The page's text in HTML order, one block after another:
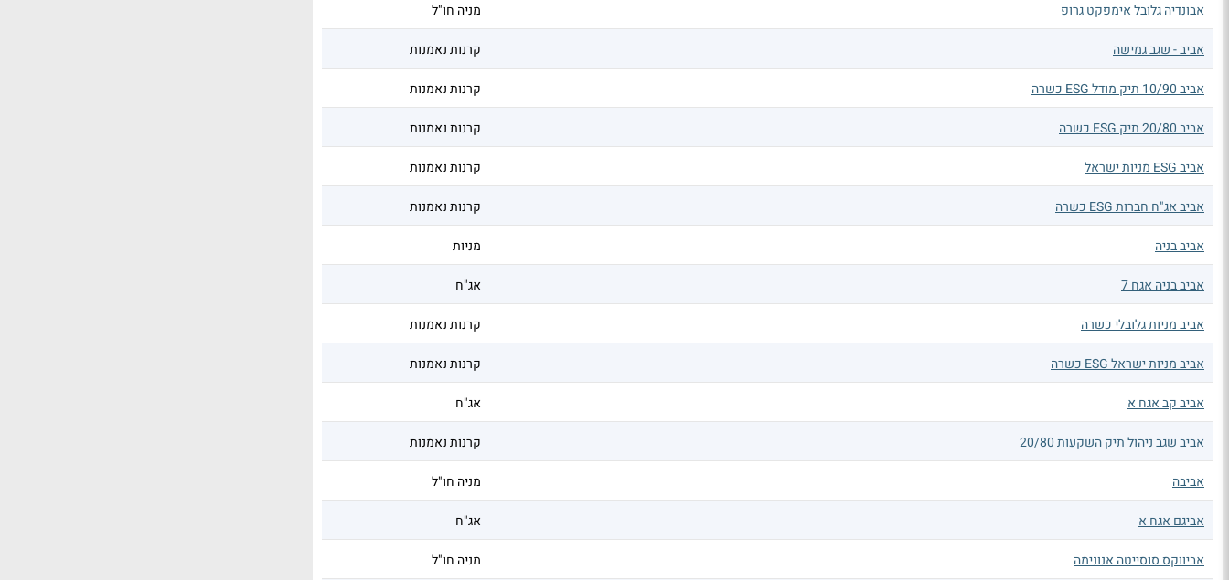
אבונדיה גלובל אימפקט גרופ מניה חו"ל
אביב - שגב גמישה קרנות נאמנות
אביב 10/90 תיק מודל ESG כשרה קרנות נאמנות
אביב 20/80 תיק ESG כשרה קרנות נאמנות
אביב ESG מניות ישראל קרנות נאמנות
אביב אג"ח חברות ESG כשרה קרנות נאמנות
אביב בניה מניות
אביב בניה אגח 7 אג"ח
אביב מניות גלובלי כשרה קרנות נאמנות
אביב מניות ישראל ESG כשרה קרנות נאמנות
אביב קב אגח א אג"ח
אביב שגב ניהול תיק השקעות 20/80 קרנות נאמנות
אביבה מניה חו"ל
אביגם אגח א אג"ח
אביווקס סוסייטה אנונימה מניה חו"ל